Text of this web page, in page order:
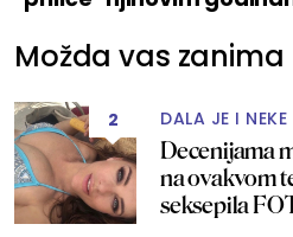
Možda vas zanima
2 DALA JE I NEKE
Decenijama
na ovakvom
seksepila